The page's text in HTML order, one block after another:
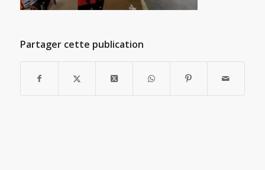
Partager cette publication